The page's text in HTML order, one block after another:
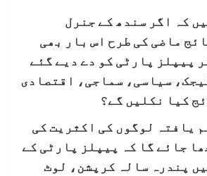
کہ اگر سندھ کے جنرل
ماضی کی طرح اس بار بھی
پیپلز پارٹی کو دے دیے گئے
سیاسی، سماجی، اقتصادی
کیا نکلیں گے؟
یافتہ لوگوں کی اکثریت کی
جائے گا کہ پیپلز پارٹی کے
پندرہ سالہ کرپشن، لوٹ